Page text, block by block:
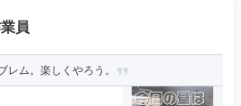
員
レム。楽しくやろう。